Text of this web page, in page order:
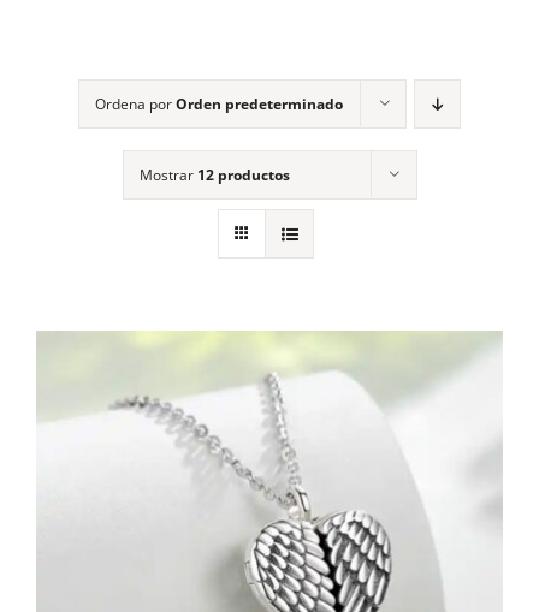
Ordena porOrden predeterminado
Mostrar 12 productos